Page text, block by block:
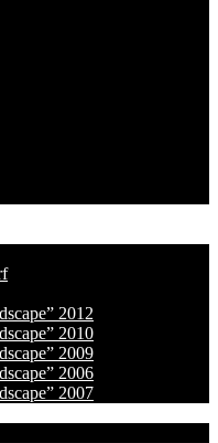
2012
2010
2009
2006
2007